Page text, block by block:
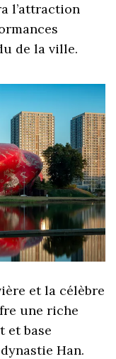
l’attraction
de la ville.
et la célèbre
une riche
et base
Han.